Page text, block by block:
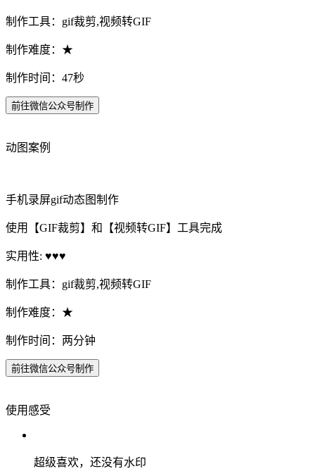
制作工具：gif裁剪,视频转GIF
制作难度：★
制作时间：47秒
前往微信公众号制作
动图案例
手机录屏gif动态图制作
使用【GIF裁剪】和【视频转GIF】工具完成
实用性: ♥♥♥
制作工具：gif裁剪,视频转GIF
制作难度：★
制作时间：两分钟
前往微信公众号制作
使用感受
超级喜欢，还没有水印